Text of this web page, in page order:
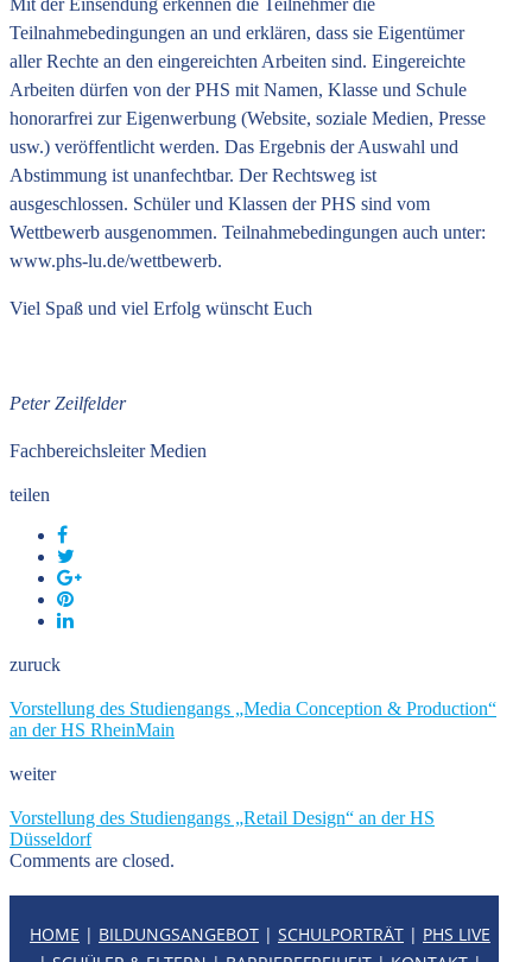
Mit der Einsendung erkennen die Teilnehmer die
Teilnahmebedingungen an und erklären, dass sie Eigentümer
aller Rechte an den eingereichten Arbeiten sind. Eingereichte
Arbeiten dürfen von der PHS mit Namen, Klasse und Schule
honorarfrei zur Eigenwerbung (Website, soziale Medien, Presse
usw.) veröffentlicht werden. Das Ergebnis der Auswahl und
Abstimmung ist unanfechtbar. Der Rechtsweg ist
ausgeschlossen. Schüler und Klassen der PHS sind vom
Wettbewerb ausgenommen. Teilnahmebedingungen auch unter:
www.phs-lu.de/wettbewerb.
Viel Spaß und viel Erfolg wünscht Euch
Peter Zeilfelder
Fachbereichsleiter Medien
teilen
zuruck
Vorstellung des Studiengangs „Media Conception & Production“
an der HS RheinMain
weiter
Vorstellung des Studiengangs „Retail Design“ an der HS
Düsseldorf
Comments are closed.
HOME | BILDUNGSANGEBOT | SCHULPORTRÄT | PHS LIVE